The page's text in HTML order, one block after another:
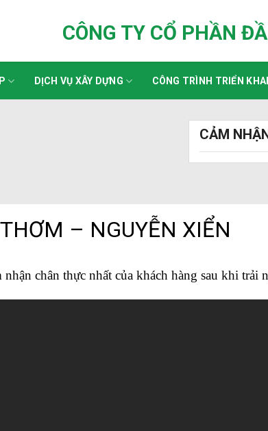
CÔNG TY CỔ PHẦN
DỊCH VỤ XÂY DỰNG CÔNG TRÌNH TRIỂN KHAI
CẢM
– NGUYỄN XIỂN
chân thực nhất của khách hàng sau khi